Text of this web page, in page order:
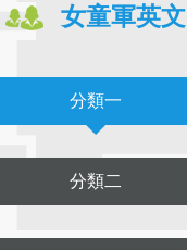
女童軍英文
分類一
分類二